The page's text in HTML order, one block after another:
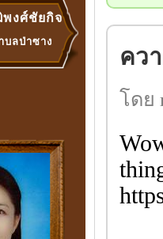
งศ์ชัยกิจ
บลป่าซาง
คว
โดย